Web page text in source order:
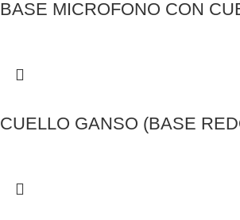
BASE MICROFONO CON
CUELLO GANSO (BASE